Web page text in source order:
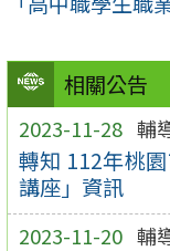
相關公告
2023-11-28 輔
轉知 112年桃
講座」資訊
2023-11-20 輔